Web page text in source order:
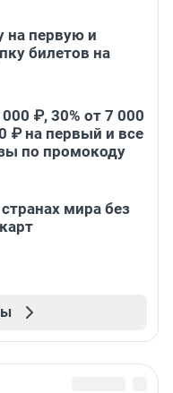
на первую и
билетов на
₽, 30% от 7 000
₽ на первый и все
по промокоду
мира без